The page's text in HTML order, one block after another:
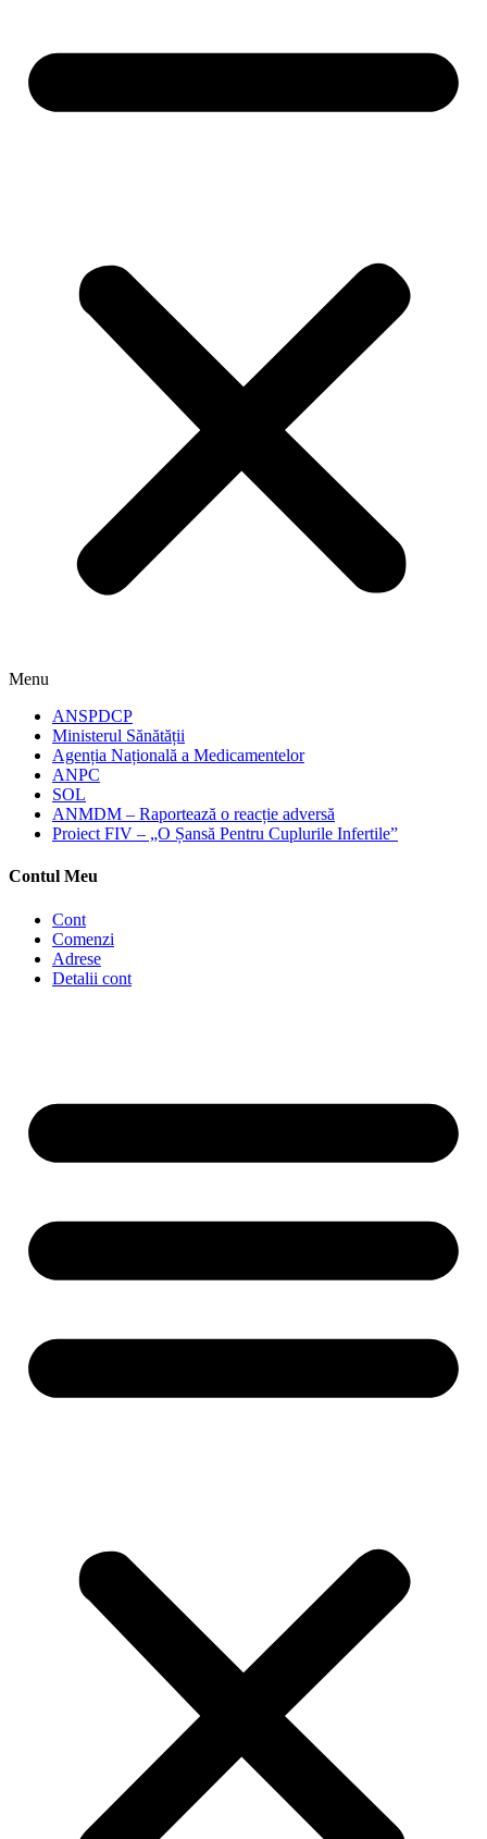
Menu
ANSPDCP
Ministerul Sănătății
Agenția Națională a Medicamentelor
ANPC
SOL
ANMDM – Raportează o reacție adversă
Proiect FIV – „O Șansă Pentru Cuplurile Infertile”
Contul Meu
Cont
Comenzi
Adrese
Detalii cont